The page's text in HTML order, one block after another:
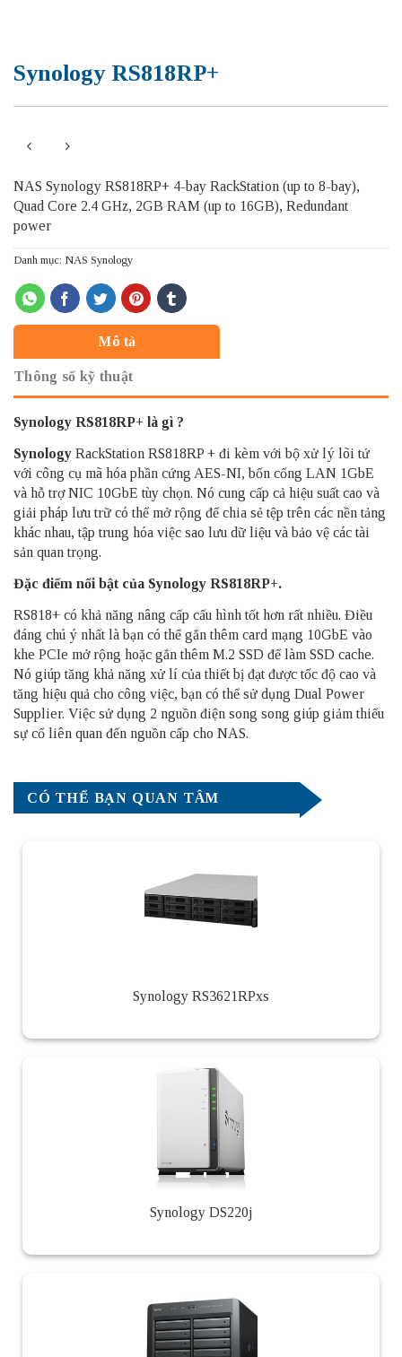
Synology RS818RP+
NAS Synology RS818RP+ 4-bay RackStation (up to 8-bay),
Quad Core 2.4 GHz, 2GB RAM (up to 16GB), Redundant
power
Danh mục: NAS Synology
Mô tả
Thông số kỹ thuật
Synology RS818RP+ là gì ?
Synology RackStation RS818RP + đi kèm với bộ xử lý lõi tứ
với công cụ mã hóa phần cứng AES-NI, bốn cổng LAN 1GbE
và hỗ trợ NIC 10GbE tùy chọn. Nó cung cấp cả hiệu suất cao và
giải pháp lưu trữ có thể mở rộng để chia sẻ tệp trên các nền tảng
khác nhau, tập trung hóa việc sao lưu dữ liệu và bảo vệ các tài
sản quan trọng.
Đặc điểm nổi bật của Synology RS818RP+.
RS818+ có khả năng nâng cấp cấu hình tốt hơn rất nhiều. Điều
đáng chú ý nhất là bạn có thể gắn thêm card mạng 10GbE vào
khe PCIe mở rộng hoặc gắn thêm M.2 SSD để làm SSD cache.
Nó giúp tăng khả năng xử lí của thiết bị đạt được tốc độ cao và
tăng hiệu quả cho công việc, bạn có thể sử dụng Dual Power
Supplier. Việc sử dụng 2 nguồn điện song song giúp giảm thiểu
sự cố liên quan đến nguồn cấp cho NAS.
CÓ THỂ BẠN QUAN TÂM
Synology RS3621RPxs
Synology DS220j